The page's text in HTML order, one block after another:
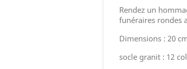
Rendez un
funéraires rondes
Dimensions : 20
socle granit : 12